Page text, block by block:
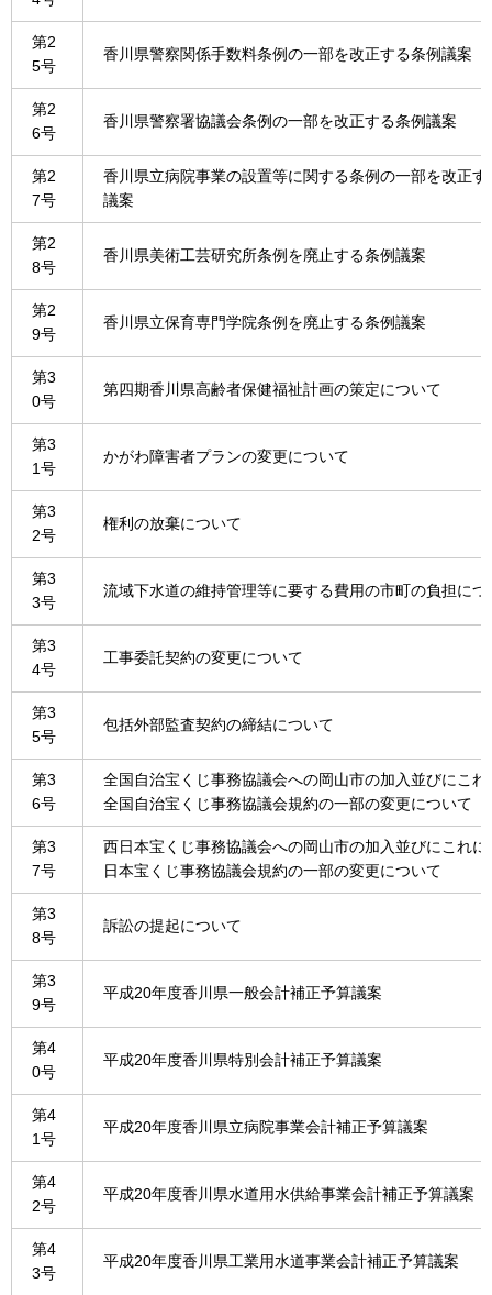
第2
5号
香川県警察関係手数料条例の一部を改正する条例議案
第2
6号
香川県警察署協議会条例の一部を改正する条例議案
第2
7号
香川県立病院事業の設置等に関する条例の一部を改正す
議案
第2
8号
香川県美術工芸研究所条例を廃止する条例議案
第2
9号
香川県立保育専門学院条例を廃止する条例議案
第3
0号
第四期香川県高齢者保健福祉計画の策定について
第3
1号
かがわ障害者プランの変更について
第3
2号
権利の放棄について
第3
3号
流域下水道の維持管理等に要する費用の市町の負担につ
第3
4号
工事委託契約の変更について
第3
5号
包括外部監査契約の締結について
第3
6号
全国自治宝くじ事務協議会への岡山市の加入並びにこれ
全国自治宝くじ事務協議会規約の一部の変更について
第3
7号
西日本宝くじ事務協議会への岡山市の加入並びにこれに
日本宝くじ事務協議会規約の一部の変更について
第3
8号
訴訟の提起について
第3
9号
平成20年度香川県一般会計補正予算議案
第4
0号
平成20年度香川県特別会計補正予算議案
第4
1号
平成20年度香川県立病院事業会計補正予算議案
第4
2号
平成20年度香川県水道用水供給事業会計補正予算議案
第4
3号
平成20年度香川県工業用水道事業会計補正予算議案